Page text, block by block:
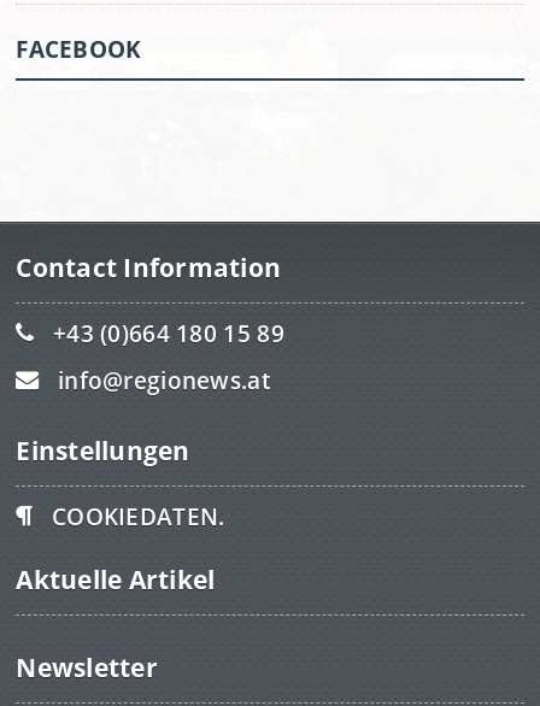
FACEBOOK
Contact Information
+43 (0)664 180 15 89
info@regionews.at
Einstellungen
COOKIEDATEN.
Aktuelle Artikel
Newsletter